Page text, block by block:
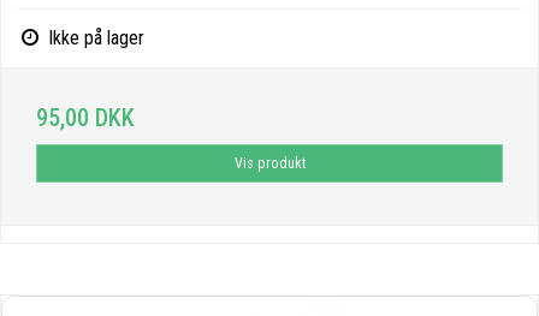
Ikke på lager
95,00 DKK
Vis produkt